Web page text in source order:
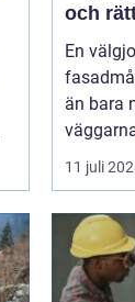
och
En
än bara
11 juli